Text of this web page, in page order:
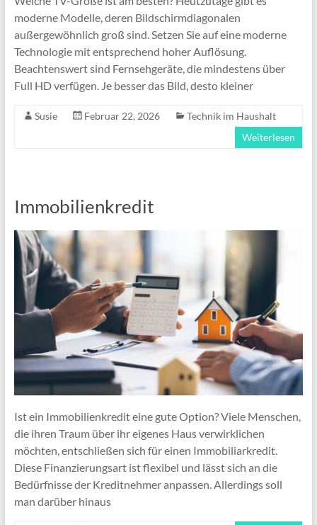
moderne Modelle, deren Bildschirmdiagonalen
außergewöhnlich groß sind. Setzen Sie auf eine moderne
Technologie mit entsprechend hoher Auflösung.
Beachtenswert sind Fernsehgeräte, die mindestens über
Full HD verfügen. Je besser das Bild, desto kleiner
Susie Februar 22, 2026
Technik im Haushalt
Weiterlesen
Immobilienkredit
Ist ein Immobilienkredit eine gute Option? Viele Menschen,
die ihren Traum über ihr eigenes Haus verwirklichen
möchten, entschließen sich für einen Immobiliarkredit.
Diese Finanzierungsart ist flexibel und lässt sich an die
Bedürfnisse der Kreditnehmer anpassen. Allerdings soll
man darüber hinaus